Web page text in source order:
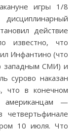
игры 1/8
действие
известно, что
Инфантино (что
западным СМИ) и
сурово наказан
что в конечном
американцам —
10 июля. Что